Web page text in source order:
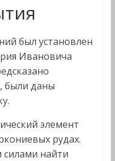
был установлен
Ивановича
были даны
элемент
рудах.
найти